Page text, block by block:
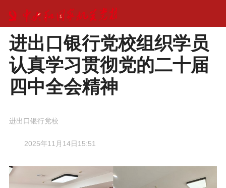
进出口银行党校组织学员
认真学习贯彻党的二十届
四中全会精神
进出口银行党校
2025年11月14日15:51